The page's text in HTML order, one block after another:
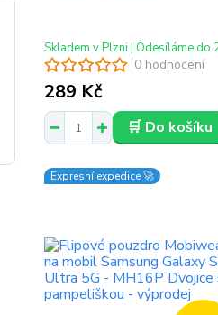
0 hodnocení
289 Kč
Skladem v Plzni | Odesíláme do
🛒 Do košíku
Expresní expedice 🚀